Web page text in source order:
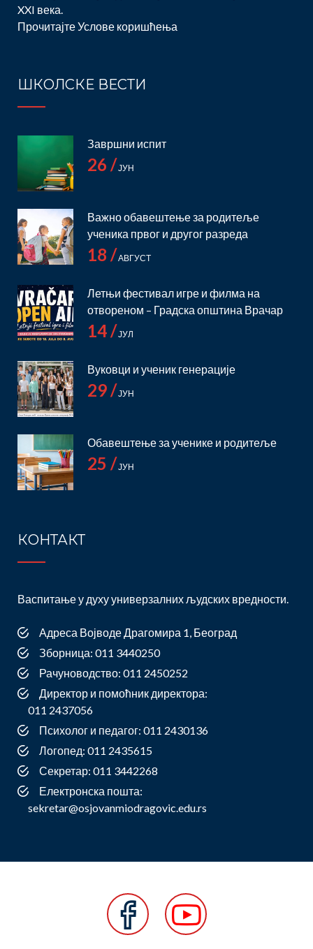
XXI века.
ПрочитајтеУслове коришћења
ШКОЛСКЕ ВЕСТИ
Завршни испит
26 /ЈУН
Важно обавештење за родитеље
ученика првог и другог разреда
18 /АВГУСТ
Летњи фестивал игре и филма на
отвореном – Градска општина Врачар
14 /ЈУЛ
Вуковци и ученик генерације
29 /ЈУН
Обавештење за ученике и родитеље
25 /ЈУН
КОНТАКТ
Васпитање у духу универзалних људских вредности.
Адреса Војводе Драгомира 1, Београд
Зборница: 011 3440250
Рачуноводство: 011 2450252
Директор и помоћник директора:
011 2437056
Психолог и педагог: 011 2430136
Логопед: 011 2435615
Секретар: 011 3442268
Електронска пошта:
sekretar@osjovanmiodragovic.edu.rs